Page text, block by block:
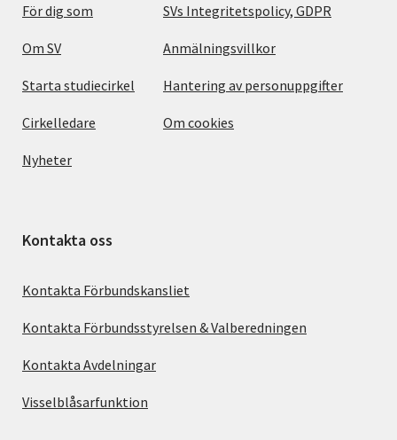
För dig som
Om SV
Starta studiecirkel
Cirkelledare
Nyheter
SVs Integritetspolicy, GDPR
Anmälningsvillkor
Hantering av personuppgifter
Om cookies
Kontakta oss
Kontakta Förbundskansliet
Kontakta Förbundsstyrelsen & Valberedningen
Kontakta Avdelningar
Visselblåsarfunktion